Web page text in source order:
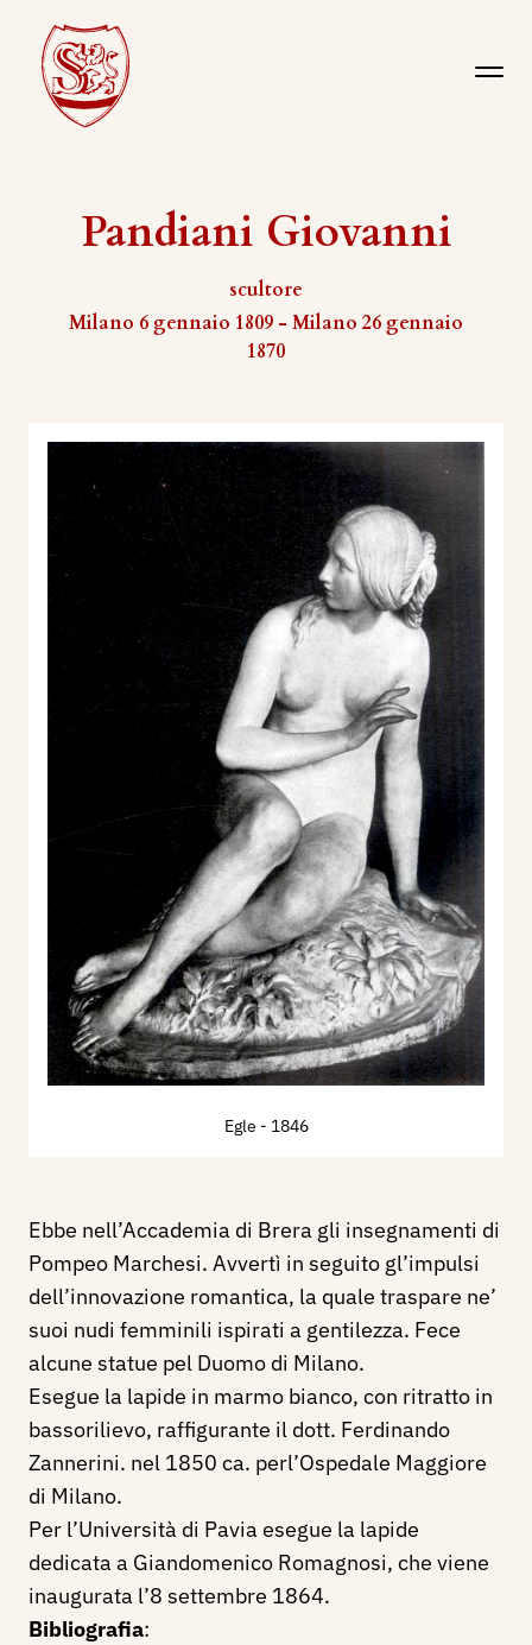
Pandiani Giovanni
scultore
Milano 6 gennaio 1809 - Milano 26 gennaio
1870
Egle - 1846
Ebbe nell’Accademia di Brera gli insegnamenti di
Pompeo Marchesi. Avvertì in seguito gl’impulsi
dell’innovazione romantica, la quale traspare ne’
suoi nudi femminili ispirati a gentilezza. Fece
alcune statue pel Duomo di Milano.
Esegue la lapide in marmo bianco, con ritratto in
bassorilievo, raffigurante il dott. Ferdinando
Zannerini. nel 1850 ca. perl’Ospedale Maggiore
di Milano.
Per l’Università di Pavia esegue la lapide
dedicata a Giandomenico Romagnosi, che viene
inaugurata l’8 settembre 1864.
Bibliografia: